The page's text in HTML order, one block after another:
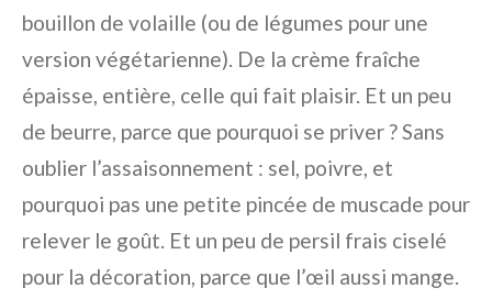
bouillon de volaille (ou de légumes pour une
version végétarienne). De la crème fraîche
épaisse, entière, celle qui fait plaisir. Et un peu
de beurre, parce que pourquoi se priver ? Sans
oublier l’assaisonnement : sel, poivre, et
pourquoi pas une petite pincée de muscade pour
relever le goût. Et un peu de persil frais ciselé
pour la décoration, parce que l’œil aussi mange.